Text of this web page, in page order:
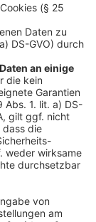
Projekt
wichtige
begrüßt die
„Die
zwischen
Bedarf